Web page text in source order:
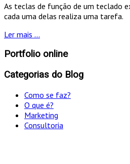
As teclas de função de um teclado
cada uma delas realiza uma tarefa.
Ler mais ...
Portfolio online
Categorias do Blog
Como se faz?
O que é?
Marketing
Consultoria